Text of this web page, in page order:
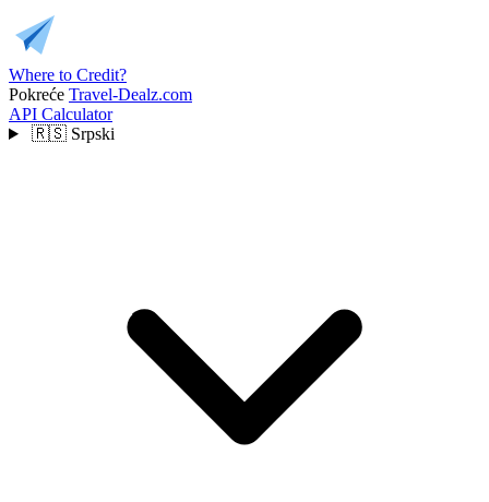
Where to Credit?
Pokreće Travel-Dealz.com
API Calculator
🇷🇸 Srpski